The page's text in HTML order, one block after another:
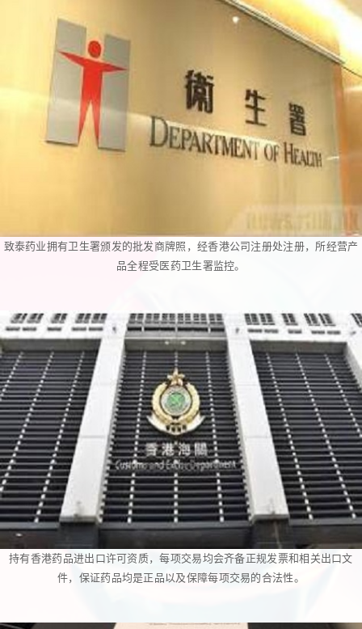
致泰药业拥有卫生署颁发的批发商牌照，经香港公司注册处注册，所经营产
品全程受医药卫生署监控。
持有香港药品进出口许可资质，每项交易均会齐备正规发票和相关出口文
件，保证药品均是正品以及保障每项交易的合法性。